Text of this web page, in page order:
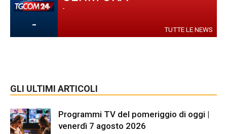
-
-
TUTTE LE NEWS
GLI ULTIMI ARTICOLI
Programmi TV del pomeriggio di oggi |
venerdì 7 agosto 2026